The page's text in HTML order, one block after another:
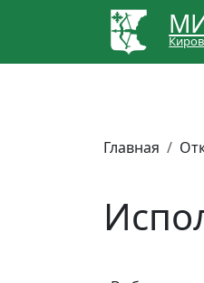
Главная